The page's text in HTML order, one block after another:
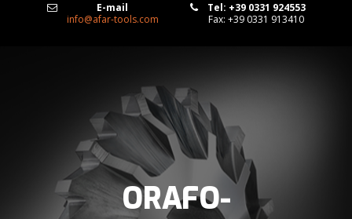
E-mail
info@afar-tools.com
Tel: +39 0331 924553
Fax: +39 0331 913410
ORAFO-